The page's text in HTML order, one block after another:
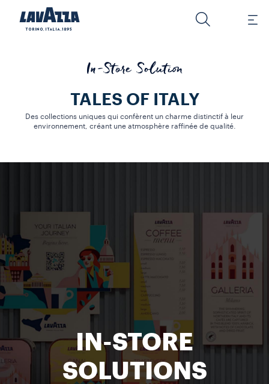
In-Store Solution
TALES OF ITALY
Des collections uniques qui confèrent un charme distinctif à leur
environnement, créant une atmosphère raffinée de qualité.
IN-STORE
SOLUTIONS